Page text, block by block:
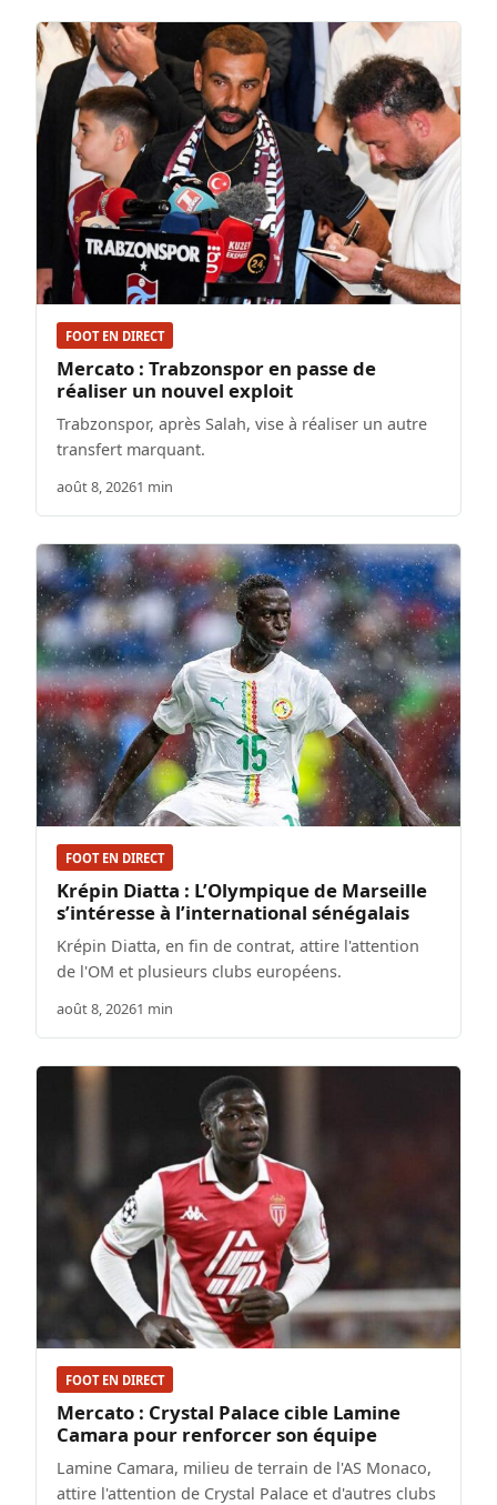
FOOT EN DIRECT
Mercato : Trabzonspor en passe de
réaliser un nouvel exploit
Trabzonspor, après Salah, vise à réaliser un autre
transfert marquant.
août 8, 20261 min
FOOT EN DIRECT
Krépin Diatta : L’Olympique de Marseille
s’intéresse à l’international sénégalais
Krépin Diatta, en fin de contrat, attire l'attention
de l'OM et plusieurs clubs européens.
août 8, 20261 min
FOOT EN DIRECT
Mercato : Crystal Palace cible Lamine
Camara pour renforcer son équipe
Lamine Camara, milieu de terrain de l'AS Monaco,
attire l'attention de Crystal Palace et d'autres clubs